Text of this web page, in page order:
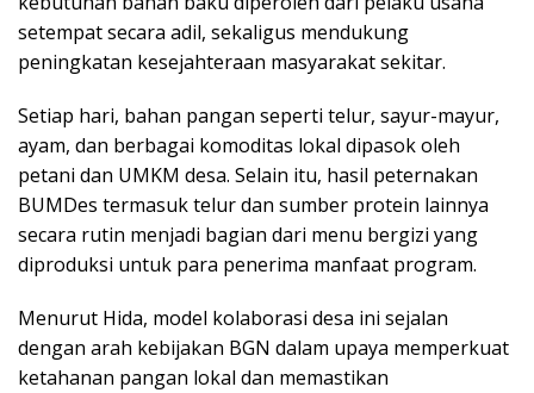
setempat secara adil, sekaligus mendukung
peningkatan kesejahteraan masyarakat sekitar.
Setiap hari, bahan pangan seperti telur, sayur-mayur,
ayam, dan berbagai komoditas lokal dipasok oleh
petani dan UMKM desa. Selain itu, hasil peternakan
BUMDes termasuk telur dan sumber protein lainnya
secara rutin menjadi bagian dari menu bergizi yang
diproduksi untuk para penerima manfaat program.
Menurut Hida, model kolaborasi desa ini sejalan
dengan arah kebijakan BGN dalam upaya memperkuat
ketahanan pangan lokal dan memastikan